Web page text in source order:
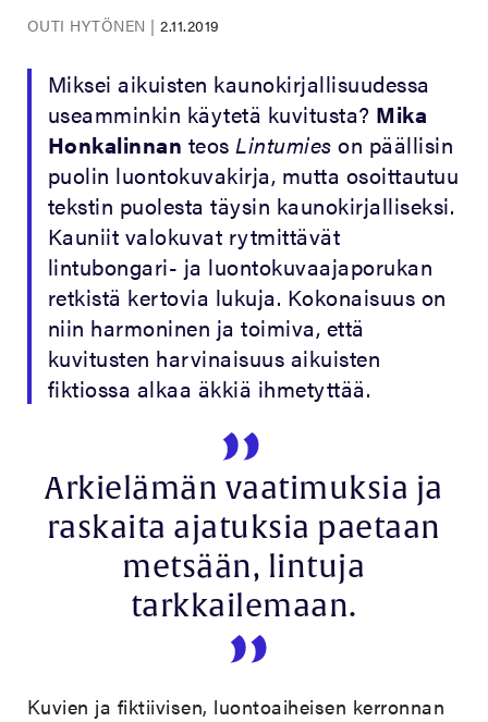
OUTI HYTÖNEN |2.11.2019
Miksei aikuisten kaunokirjallisuudessa
useamminkin käytetä kuvitusta? Mika
Honkalinnan teosLintumieson päällisin
puolin luontokuvakirja, mutta osoittautuu
tekstin puolesta täysin kaunokirjalliseksi.
Kauniit valokuvat rytmittävät
lintubongari- ja luontokuvaajaporukan
retkistä kertovia lukuja. Kokonaisuus on
niin harmoninen ja toimiva, että
kuvitusten harvinaisuus aikuisten
fiktiossa alkaa äkkiä ihmetyttää.
Arkielämän vaatimuksia ja
raskaita ajatuksia paetaan
metsään, lintuja
tarkkailemaan.
Kuvien ja fiktiivisen, luontoaiheisen kerronnan